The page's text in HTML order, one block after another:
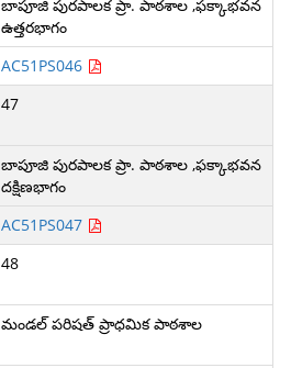
బాపూజి పురపాలక ప్రా. పాఠశాల ,ఫక్కాభవన
ఉత్తరభాగం
AC51PS046
47
బాపూజి పురపాలక ప్రా. పాఠశాల ,ఫక్కాభవన
దక్షిణభాగం
AC51PS047
48
మండల్ పరిషత్ ప్రాధమిక పాఠశాల